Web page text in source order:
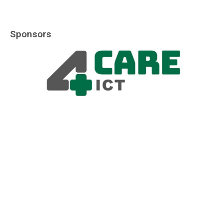
Sponsors